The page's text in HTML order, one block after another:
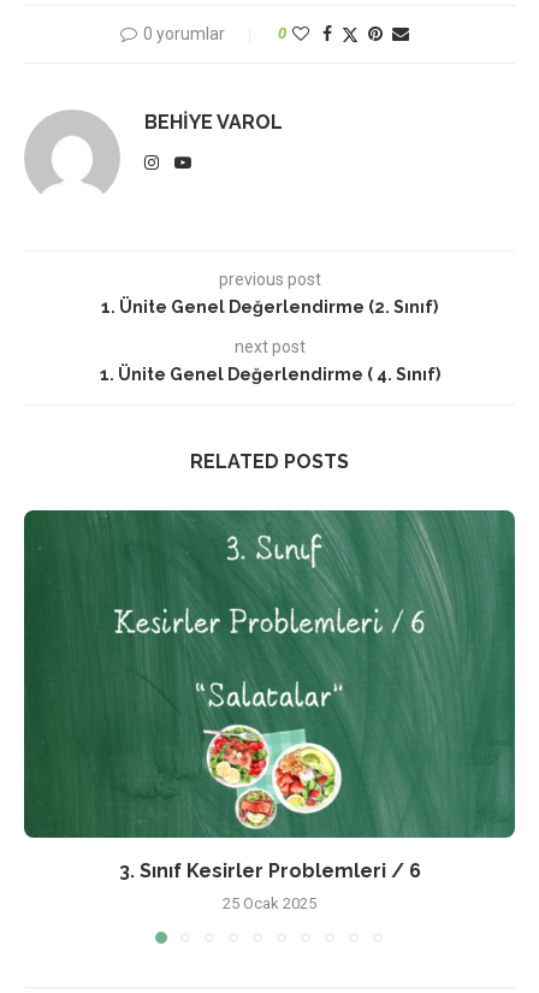
0 yorumlar 0
BEHIYE VAROL
previous post
1. Ünite Genel Değerlendirme (2. Sınıf)
next post
1. Ünite Genel Değerlendirme ( 4. Sınıf)
RELATED POSTS
3. Sınıf Kesirler Problemleri / 6
25 Ocak 2025